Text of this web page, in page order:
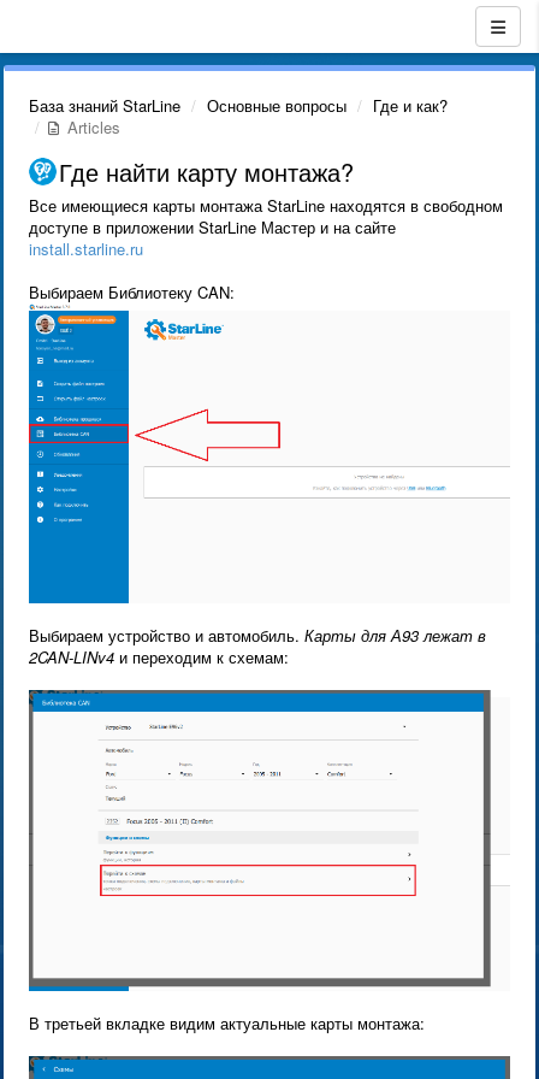
База знаний StarLine Основные вопросы
Где и как?
Articles
Где найти карту монтажа?
Все имеющиеся карты монтажа StarLine находятся в свободном
доступе в приложении StarLine Мастер и на сайте
install.starline.ru
Выбираем Библиотеку CAN:
Выбираем устройство и автомобиль. Карты для А93 лежат в
2CAN-LINv4 и переходим к схемам:
В третьей вкладке видим актуальные карты монтажа: